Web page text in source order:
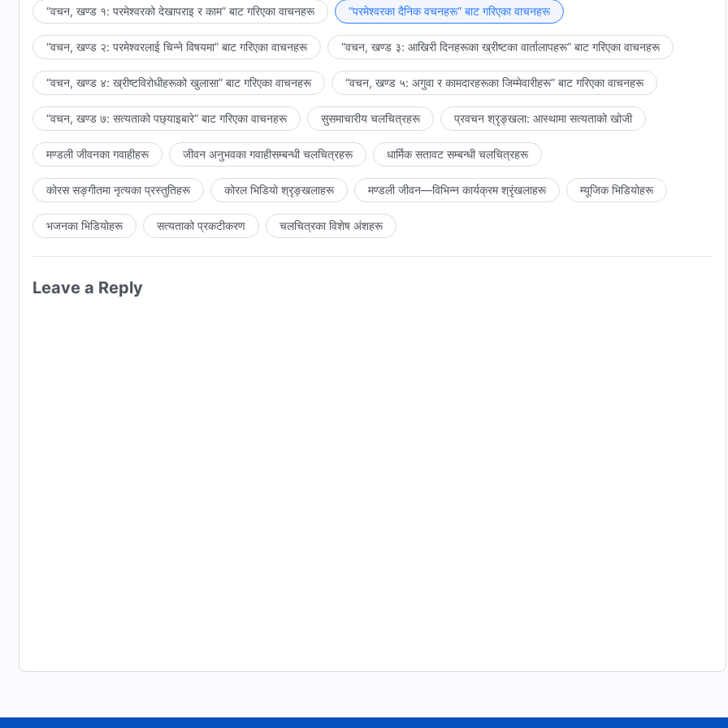
गर्ने समय यही हो, किनकि परमेश्‍वरले अघिबाटै बाटो खोलिदिइसक्नुभएको हुन्छ, र त्यसमा मानिस आफै हिँड्नुपर्छ। भन्नुको अर्थ, देहधारी बन्नुभएका
परमेश्‍वरले कामको एक भाग पूरा गर्नुहुन्छ, र त्यसपछि पवित्र आत्मा र पवित्र आत्माले प्रयोग गर्नुभएका मानिसहरूले बाँकी काम गर्नुपर्छ। त्यसकारण,
देहधारी हुनुभएका परमेश्‍वरले यस चरणमा गर्नुहुने मुख्य काम के हो र देह बन्नुभएका परमेश्‍वरको महत्त्व के हो र उहाँले गर्नुपर्ने काम के हो त्यसलाई
मानिसले ठीकसँग बुझ्नुपर्छ, र उसले मानिससँग माग गरेजस्तो परमेश्‍वरसित माग गर्नुहुँदैन। यसैमा मानिसको गल्ती, उसको धारणा र त्योभन्दा बढी उसको
अनाज्ञाकारिता लुकेको हुन्छ।
“वचन, खण्ड १: परमेश्‍वरको देखापराइ र काम” बाट गरिएका वाचनहरू “परमेश्‍वरका दैनिक वचनहरू” बाट गरिएका वाचनहरू
“वचन, खण्ड २: परमेश्‍वरलाई चिन्‍ने विषयमा” बाट गरिएका वाचनहरू “वचन, खण्ड ३: आखिरी दिनहरूका ख्रीष्टका वार्तालापहरू” बाट गरिएका वाचनहरू
“वचन, खण्ड ४: ख्रीष्टविरोधीहरूको खुलासा” बाट गरिएका वाचनहरू “वचन, खण्ड ५: अगुवा र कामदारहरूका जिम्‍मेवारीहरू” बाट गरिएका वाचनहरू
“वचन, खण्ड ७: सत्यताको पछ्याइबारे” बाट गरिएका वाचनहरू सुसमाचारीय चलचित्रहरू प्रवचन श्रृङ्खला: आस्थामा सत्यताको खोजी
मण्डली जीवनका गवाहीहरू जीवन अनुभवका गवाहीसम्‍बन्धी चलचित्रहरू धार्मिक सतावट सम्‍बन्धी चलचित्रहरू
कोरस सङ्गीतमा नृत्यका प्रस्तुतिहरू कोरल भिडियो श्रृङ्खलाहरू मण्डली जीवन—विभिन्‍न कार्यक्रम श्रृंखलाहरू म्यूजिक भिडियोहरू
भजनका भिडियोहरू सत्यताको प्रकटीकरण चलचित्रका विशेष अंशहरू
Leave a Reply